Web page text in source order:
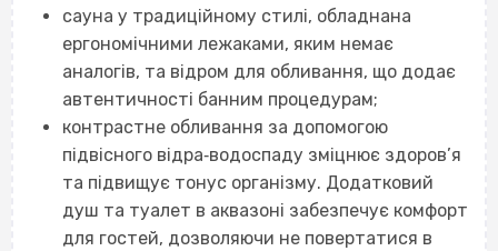
сауна у традиційному стилі, обладнана
ергономічними лежаками, яким немає
аналогів, та відром для обливання, що додає
автентичності банним процедурам;
контрастне обливання за допомогою
підвісного відра‐водоспаду зміцнює здоров’я
та підвищує тонус організму. Додатковий
душ та туалет в аквазоні забезпечує комфорт
для гостей, дозволяючи не повертатися в